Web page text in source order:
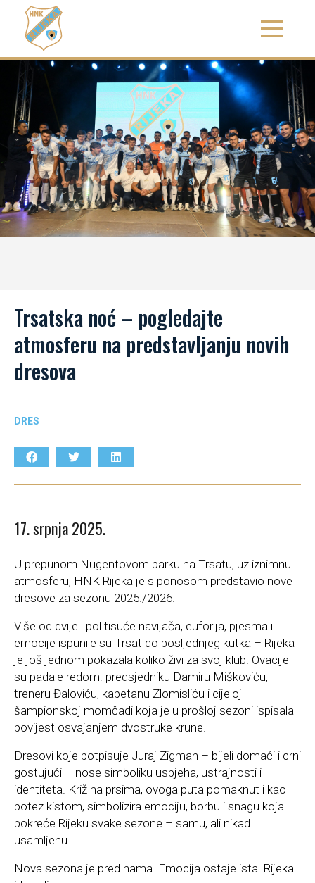
Trsatska noć – pogledajte
atmosferu na predstavljanju novih
dresova
DRES
17. srpnja 2025.
U prepunom Nugentovom parku na Trsatu, uz iznimnu
atmosferu, HNK Rijeka je s ponosom predstavio nove
dresove za sezonu 2025./2026.
Više od dvije i pol tisuće navijača, euforija, pjesma i
emocije ispunile su Trsat do posljednjeg kutka – Rijeka
je još jednom pokazala koliko živi za svoj klub. Ovacije
su padale redom: predsjedniku Damiru Miškoviću,
treneru Đaloviću, kapetanu Zlomisliću i cijeloj
šampionskoj momčadi koja je u prošloj sezoni ispisala
povijest osvajanjem dvostruke krune.
Dresovi koje potpisuje Juraj Zigman – bijeli domaći i crni
gostujući – nose simboliku uspjeha, ustrajnosti i
identiteta. Križ na prsima, ovoga puta pomaknut i kao
potez kistom, simbolizira emociju, borbu i snagu koja
pokreće Rijeku svake sezone – samu, ali nikad
usamljenu.
Nova sezona je pred nama. Emocija ostaje ista. Rijeka